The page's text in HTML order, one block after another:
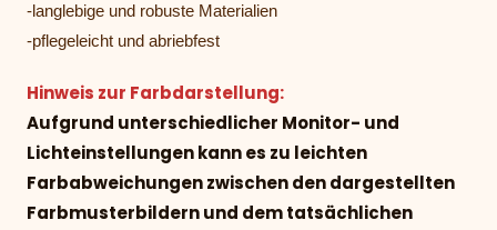
-langlebige und robuste Materialien
-pflegeleicht und abriebfest
Hinweis zur Farbdarstellung:
Aufgrund unterschiedlicher Monitor- und
Lichteinstellungen kann es zu leichten
Farbabweichungen zwischen den dargestellten
Farbmusterbildern und dem tatsächlichen